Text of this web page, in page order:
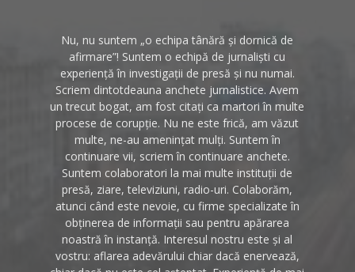
Nu, nu suntem „o echipa tânără și dornică de
afirmare”! Suntem o echipă de jurnaliști cu
experiență în investigații de presă și nu numai.
Scriem dintotdeauna anchete jurnalistice. Avem
un trecut bogat, am fost citați ca martori în multe
procese de corupție. Nu ne este frică, am văzut
multe, ne-au amenințat mulți. Suntem în
continuare vii, scriem în continuare anchete.
Suntem colaboratori la mai multe instituții de
presă, ziare, televiziuni, radio-uri. Colaborăm,
atunci când este nevoie, cu firme specializate în
obținerea de informații sau pentru apărarea
noastră în instanță. Interesul nostru este și al
vostru: aflarea adevărului chiar dacă enervează,